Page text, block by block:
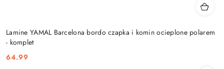
Lamine YAMAL Barcelona bordo czapka i komin ocieplone polarem
- komplet
Cena:
64.99